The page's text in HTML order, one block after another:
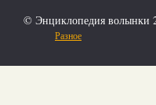
© Энциклопедия волынки
Разное